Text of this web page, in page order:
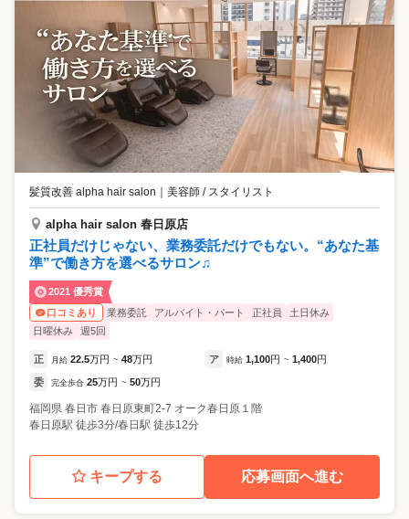
髪質改善 alpha hair salon 美容師 / スタイリスト
alpha hair salon 春日原店
正社員だけじゃない、業務委託だけでもない。“あなた基
準”で働き方を選べるサロン♫
2021 優秀賞
口コミあり
業務委託 アルバイト・パート 正社員
土日休み
日曜休み
週5回
正 月給 22.5万円 ~ 48万円 ア 時給 1,100円 ~ 1,400円
委 完全歩合 25万円 ~ 50万円
福岡県 春日市 春日原東町2-7 オーク春日原１階
春日原駅 徒歩3分/春日駅 徒歩12分
キープする 応募画面へ進む